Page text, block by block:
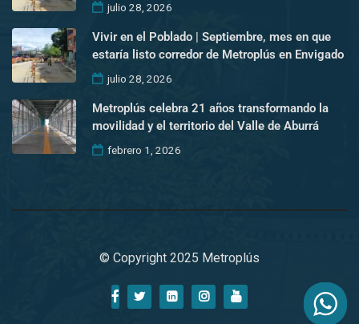
julio 28, 2026
Vivir en el Poblado | Septiembre, mes en que
estaría listo corredor de Metroplús en Envigado
julio 28, 2026
Metroplús celebra 21 años transformando la
movilidad y el territorio del Valle de Aburrá
febrero 1, 2026
© Copyright 2025 Metroplús